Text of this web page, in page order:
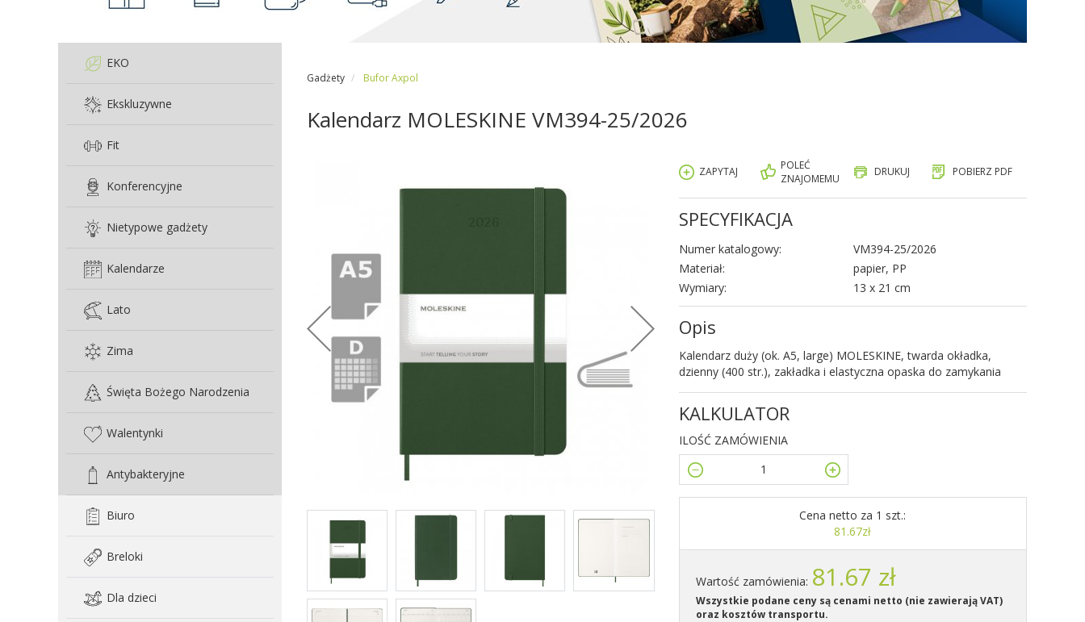
EKO
Ekskluzywne
Fit
Konferencyjne
Nietypowe gadżety
Kalendarze
Lato
Zima
Święta Bożego Narodzenia
Walentynki
Antybakteryjne
Biuro
Breloki
Dla dzieci
Gadżety Bufor Axpol
Kalendarz MOLESKINE VM394-25/2026
ZAPYTAJ
POLEĆ
ZNAJOMEMU
DRUKUJ POBIERZ PDF
SPECYFIKACJA
Numer katalogowy:
VM394-25/2026
Materiał:
papier, PP
Wymiary:
13 x 21 cm
Opis
Kalendarz duży (ok. A5, large) MOLESKINE, twarda okładka,
dzienny (400 str.), zakładka i elastyczna opaska do zamykania
KALKULATOR
ILOŚĆ ZAMÓWIENIA
Cena netto za 1 szt.:
81.67zł
Wartość zamówienia: 81.67 zł
Wszystkie podane ceny są cenami netto (nie zawierają VAT)
oraz kosztów transportu.